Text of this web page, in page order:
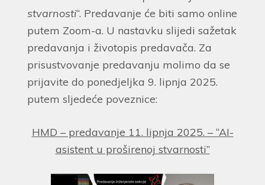
stvarnosti“. Predavanje će biti samo online
putem Zoom-a. U nastavku slijedi sažetak
predavanja i životopis predavača. Za
prisustvovanje predavanju molimo da se
prijavite do ponedjeljka 9. lipnja 2025.
putem sljedeće poveznice:
HMD – predavanje 11. lipnja 2025. – “AI-
asistent u proširenoj stvarnosti”